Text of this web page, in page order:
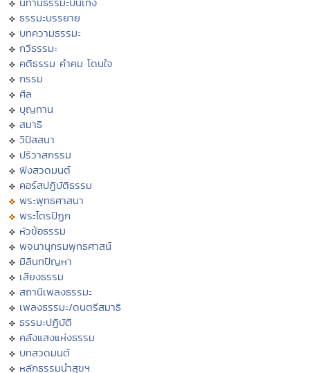
ธรรมะบรรยาย
บทความธรรมะ
กวีธรรมะ
คติธรรม คำคม โดนใจ
กรรม
ศีล
บุญทาน
สมาธิ
วิปัสสนา
ปริวาสกรรม
ฟังสวดมนต์
คอร์สปฏิบัติธรรม
พระพุทธศาสนา
พระไตรปิฏก
หัวข้อธรรม
พจนานุกรมพุทธศาสน์
มิลินทปัญหา
เสียงธรรม
สถานีเพลงธรรมะ
เพลงธรรมะ/ดนตรีสมาธิ
ธรรมะปฏิบัติ
คลังแสงแห่งธรรม
บทสวดมนต์
หลักธรรมนำสุขฯ